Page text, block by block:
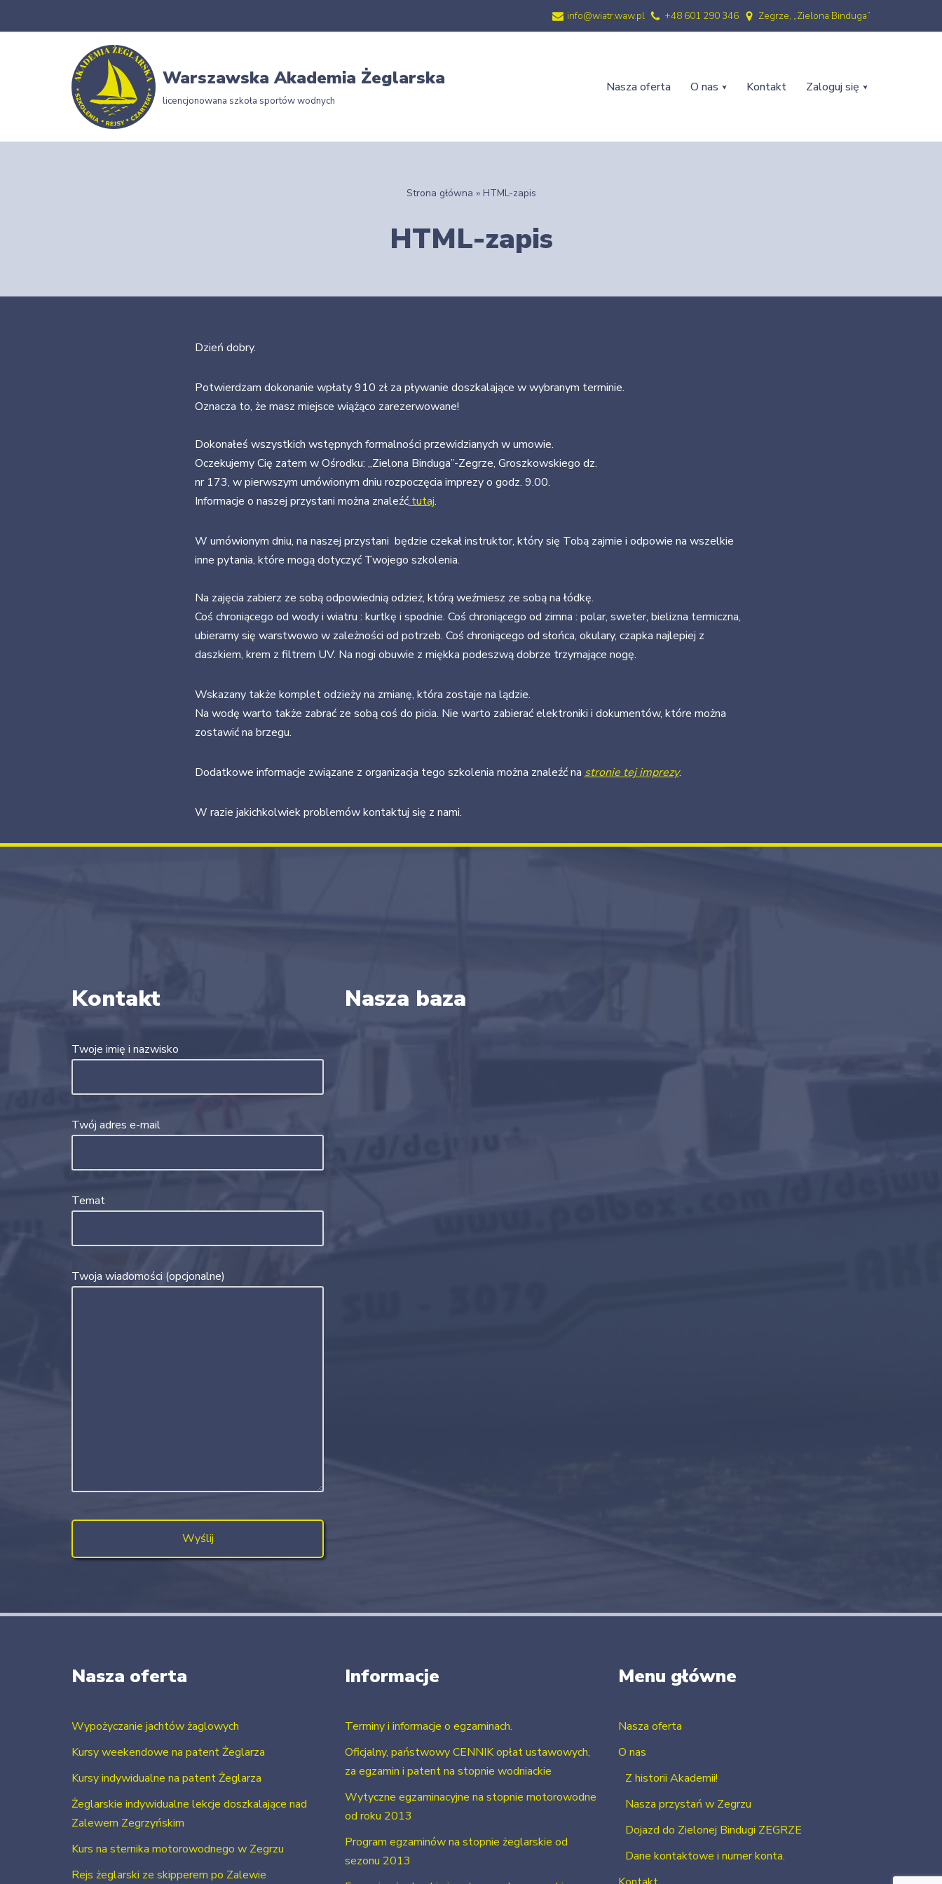
info@wiatr.waw.pl +48 601 290 346 Zegrze, „Zielona Binduga”
Warszawska Akademia Żeglarska
licencjonowana szkoła sportów wodnych
Nasza oferta O nas Kontakt Zaloguj się
Strona główna » HTML-zapis
HTML-zapis
Dzień dobry.
Potwierdzam dokonanie wpłaty 910 zł za pływanie doszkalające w wybranym terminie.
Oznacza to, że masz miejsce wiążąco zarezerwowane!
Dokonałeś wszystkich wstępnych formalności przewidzianych w umowie.
Oczekujemy Cię zatem w Ośrodku: „Zielona Binduga”-Zegrze, Groszkowskiego dz.
nr 173, w pierwszym umówionym dniu rozpoczęcia imprezy o godz. 9.00.
Informacje o naszej przystani można znaleźćtutaj.
W umówionym dniu, na naszej przystani będzie czekał instruktor, który się Tobą zajmie i odpowie na wszelkie
inne pytania, które mogą dotyczyć Twojego szkolenia.
Na zajęcia zabierz ze sobą odpowiednią odzież, którą weźmiesz ze sobą na łódkę.
Coś chroniącego od wody i wiatru : kurtkę i spodnie. Coś chroniącego od zimna : polar, sweter, bielizna termiczna,
ubieramy się warstwowo w zależności od potrzeb. Coś chroniącego od słońca, okulary, czapka najlepiej z
daszkiem, krem z filtrem UV. Na nogi obuwie z miękka podeszwą dobrze trzymające nogę.
Wskazany także komplet odzieży na zmianę, która zostaje na lądzie.
Na wodę warto także zabrać ze sobą coś do picia. Nie warto zabierać elektroniki i dokumentów, które można
zostawić na brzegu.
Dodatkowe informacje związane z organizacja tego szkolenia można znaleźć na stronie tej imprezy.
W razie jakichkolwiek problemów kontaktuj się z nami.
Kontakt
Twoje imię i nazwisko
Twój adres e-mail
Temat
Twoja wiadomości (opcjonalne)
Nasza baza
Nasza oferta
Wypożyczanie jachtów żaglowych
Kursy weekendowe na patent Żeglarza
Kursy indywidualne na patent Żeglarza
Żeglarskie indywidualne lekcje doszkalające nad
Zalewem Zegrzyńskim
Kurs na sternika motorowodnego w Zegrzu
Rejs żeglarski ze skipperem po Zalewie
Informacje
Terminy i informacje o egzaminach.
Oficjalny, państwowy CENNIK opłat ustawowych,
za egzamin i patent na stopnie wodniackie
Wytyczne egzaminacyjne na stopnie motorowodne
od roku 2013
Program egzaminów na stopnie żeglarskie od
sezonu 2013
Menu główne
Nasza oferta
O nas
Z historii Akademii!
Nasza przystań w Zegrzu
Dojazd do Zielonej Bindugi ZEGRZE
Dane kontaktowe i numer konta.